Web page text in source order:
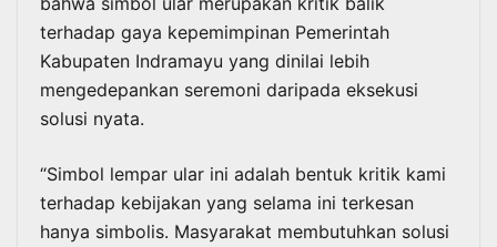
terhadap gaya kepemimpinan Pemerintah
Kabupaten Indramayu yang dinilai lebih
mengedepankan seremoni daripada eksekusi
solusi nyata.
“Simbol lempar ular ini adalah bentuk kritik kami
terhadap kebijakan yang selama ini terkesan
hanya simbolis. Masyarakat membutuhkan solusi